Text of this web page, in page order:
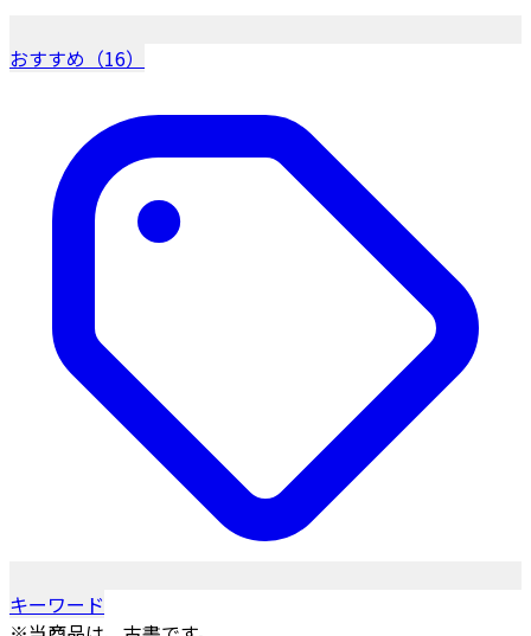
おすすめ（16）
キーワード